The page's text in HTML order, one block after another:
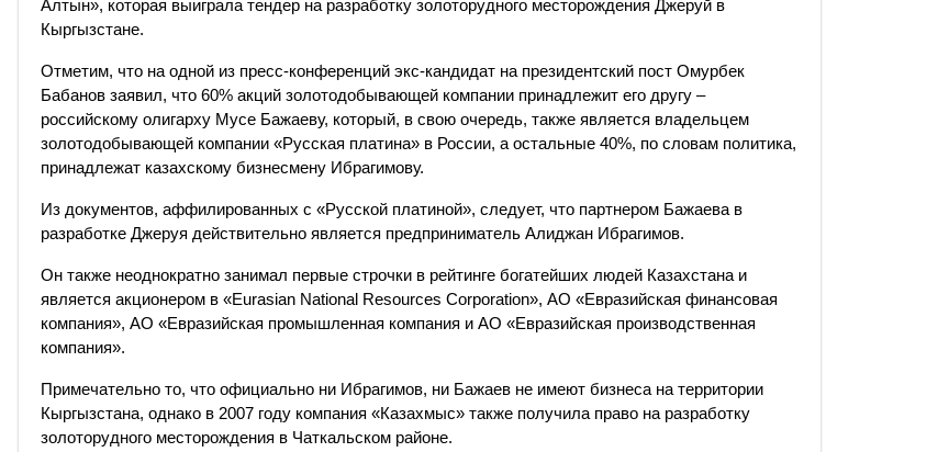
Алтын», которая выиграла тендер на разработку золоторудного месторождения Джеруй в
Кыргызстане.
Отметим, что на одной из пресс-конференций экс-кандидат на президентский пост Омурбек
Бабанов заявил, что 60% акций золотодобывающей компании принадлежит его другу –
российскому олигарху Мусе Бажаеву, который, в свою очередь, также является владельцем
золотодобывающей компании «Русская платина» в России, а остальные 40%, по словам политика,
принадлежат казахскому бизнесмену Ибрагимову.
Из документов, аффилированных с «Русской платиной», следует, что партнером Бажаева в
разработке Джеруя действительно является предприниматель Алиджан Ибрагимов.
Он также неоднократно занимал первые строчки в рейтинге богатейших людей Казахстана и
является акционером в «Eurasian National Resources Corporation», АО «Евразийская финансовая
компания», АО «Евразийская промышленная компания и АО «Евразийская производственная
компания».
Примечательно то, что официально ни Ибрагимов, ни Бажаев не имеют бизнеса на территории
Кыргызстана, однако в 2007 году компания «Казахмыс» также получила право на разработку
золоторудного месторождения в Чаткальском районе.